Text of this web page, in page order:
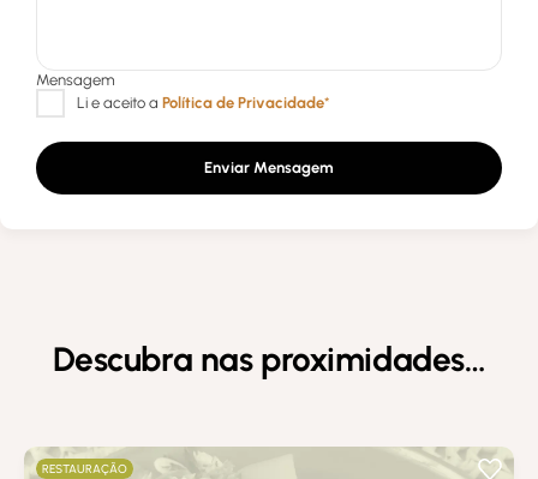
Enviar Mensagem
Descubra nas proximidades…
RESTAURAÇÃO